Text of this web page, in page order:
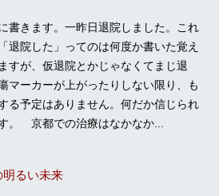
書きます。一昨日退院しました。これ
退院した」ってのは何度か書いた覚え
すが、仮退院とかじゃなくてまじ退
マーカーが上がったりしない限り、も
る予定はありません。何だか信じられ
。 京都での治療はなかなか...
るい未来